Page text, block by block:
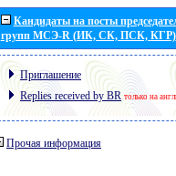
Кандидаты на посты
групп МСЭ-R (ИК, СК, ПСК, КГР)
Приглашение
Replies received by BR только на
Прочая информация